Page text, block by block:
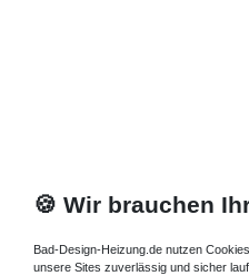
🍪 Wir brauchen
Bad-Design-Heizung.de nutzen
unsere Sites zuverlässig und sicher